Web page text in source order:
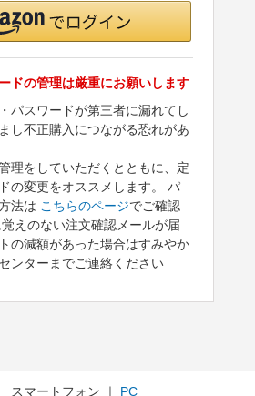
ドの管理は厳重にお願いします
パスワードが第三者に漏れてし
し不正購入につながる恐れがあ
理をしていただくとともに、定
の変更をオススメします。 パ
法は こちらのページでご確認
えのない注文確認メールが届
の減額があった場合はすみやか
ンターまでご連絡ください
スマートフォン ｜ PC